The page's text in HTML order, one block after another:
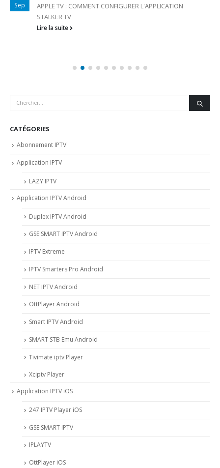
Sep
APPLE TV : COMMENT CONFIGURER L'APPLICATION
STALKER TV
Lire la suite
CATÉGORIES
Abonnement IPTV
Application IPTV
LAZY IPTV
Application IPTV Android
Duplex IPTV Android
GSE SMART IPTV Android
IPTV Extreme
IPTV Smarters Pro Android
NET IPTV Android
OttPlayer Android
Smart IPTV Android
SMART STB Emu Android
Tivimate iptv Player
Xciptv Player
Application IPTV iOS
247 IPTV Player iOS
‎GSE SMART IPTV
IPLAYTV
OttPlayer iOS